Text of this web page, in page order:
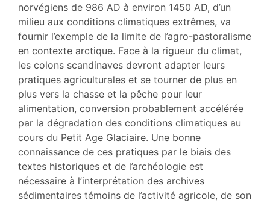
norvégiens de 986 AD à environ 1450 AD, d’un
milieu aux conditions climatiques extrêmes, va
fournir l’exemple de la limite de l’agro-pastoralisme
en contexte arctique. Face à la rigueur du climat,
les colons scandinaves devront adapter leurs
pratiques agriculturales et se tourner de plus en
plus vers la chasse et la pêche pour leur
alimentation, conversion probablement accélérée
par la dégradation des conditions climatiques au
cours du Petit Age Glaciaire. Une bonne
connaissance de ces pratiques par le biais des
textes historiques et de l’archéologie est
nécessaire à l’interprétation des archives
sédimentaires témoins de l’activité agricole, de son